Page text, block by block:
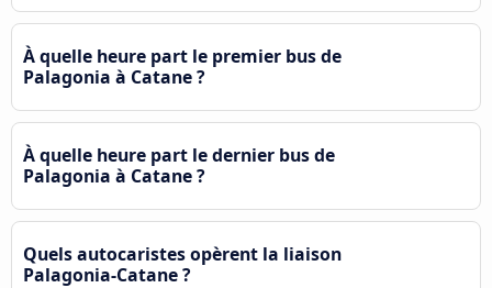
À quelle heure part le premier bus de
Palagonia à Catane ?
À quelle heure part le dernier bus de
Palagonia à Catane ?
Quels autocaristes opèrent la liaison
Palagonia-Catane ?